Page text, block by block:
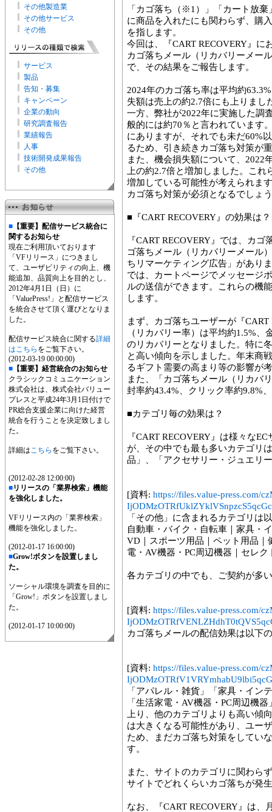
その他製造業
その他サービス
その他
サービス
製品
告知・募集
キャンペーン
企業の動向
研究調査報告
業績報告
人事
技術開発成果報告
その他
■ 【重要】配信サービス統合に
関するお知らせ
現在ご利用頂いております
「VFリリース」につきまし
て、ユーザビリティの向上、機
能追加、品質向上を目的とし、
2012年4月1日（日）に
「ValuePress!」と配信サービス
を統合させて頂く運びとなりま
した。
配信サービス統合に関する詳細
はこちら をご覧下さい。
(2012-03-19 00:00:00)
■ 【重要】経営統合のお知らせ
クラシックコミュニケーション
株式会社は、株式会社バリュー
プレスと平成24年3月1日付けで
PR総合支援企業に向けた経営
統合を行うことを決定致しまし
た。
詳細はこちら をご覧下さい。
(2012-02-28 12:00:00)
■リリースの「業界検索」機能
を強化しました。
VFリリース内の「業界検索」
機能を強化しました。
(2012-01-17 16:00:00)
■Grow!ボタンを設置しまし
た。
ソーシャル環境を調査を目的に
「Grow!」ボタンを設置しまし
た。
(2012-01-17 10:00:00)
「カゴ落ち（※1）」「カート放
に商品を入れたにも関わらず、購
を指します。
今回は、『CART RECOVERY』
カゴ落ちメール（リカバリーメー
で、その結果をご報告します。
2024年のカゴ落ち率は平均約
失額は売上の約2.7倍にも上りまし
一方、弊社が2022年に実施した調
般的には約70％と言われています
にありますが、それでも未だ60%
るため、引き続きカゴ落ち対策が
また、機会損失額について、2022
上の約2.7倍と増加しました。こ
増加している可能性が考えられま
カゴ落ち対策が必須となるでしょ
■『CART RECOVERY』の効果は？
『CART RECOVERY』では、カ
ゴ落ちメール（リカバリーメール
ちリマーケティング広告」があり
では、カートページでメッセージ
ルの送信ができます。これらの機
します。
まず、カゴ落ちユーザーが『
（リカバリー率）は平均約1.5%
のリカバリーとなりました。特に
と高い傾向を示しました。年末商
るギフト需要の高まり等の影響が
また、「カゴ落ちメール（リカバ
封率約43.4%、クリック率約9.8%
■カテゴリ毎の効果は？
『CART RECOVERY』は様々な
が、その中でも最も多いカテゴリ
品」、「アクセサリー・ジュエリ
[資料: https://files.value-press.com/
「その他」に含まれるカテゴリは
自動車・バイク・自転車｜家具・
VD｜スポーツ用品｜ペット用品
電・AV機器・PC周辺機器｜セレ
各カテゴリの中でも、ご契約が多
[資料: https://files.value-press.com/
カゴ落ちメールの配信効果は以下
[資料: https://files.value-press.com/
「アパレル・雑貨」「家具・イン
「生活家電・AV機器・PC周辺機
上り、他のカテゴリよりも高い傾
は大きくなる可能性があり、ユー
ため、まだカゴ落ち対策をしてい
す。
また、サイトのカテゴリに関わら
サイトでどれくらいカゴ落ちが発
なお、『CART RECOVERY』は